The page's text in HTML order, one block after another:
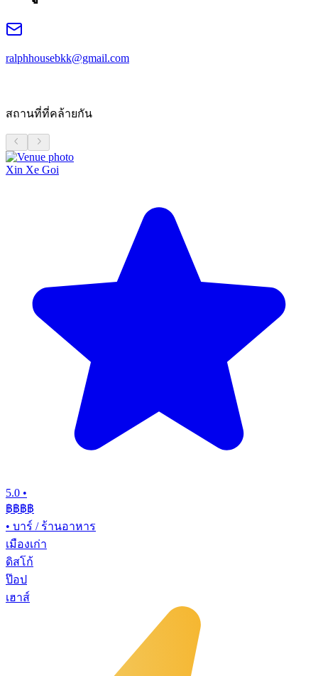
ralphhousebkk@gmail.com
สถานที่ที่คล้ายกัน
Xin Xe Goi
5.0 •
฿฿฿฿
• บาร์ / ร้านอาหาร
เมืองเก่า
ดิสโก้
ป๊อป
เฮาส์